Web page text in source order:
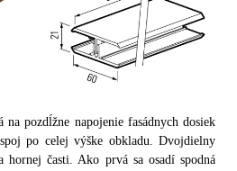
na pozdĺžne napojenie fasádnych dosiek
po celej výške obkladu. Dvojdielny
hornej časti. Ako prvá sa osadí spodná